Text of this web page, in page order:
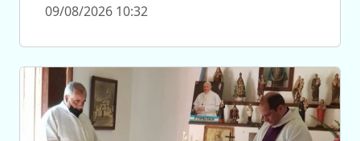
09/08/2026 10:32